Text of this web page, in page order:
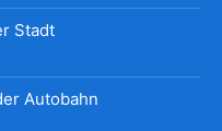
Stadt
Autobahn